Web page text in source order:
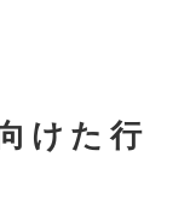
けた行